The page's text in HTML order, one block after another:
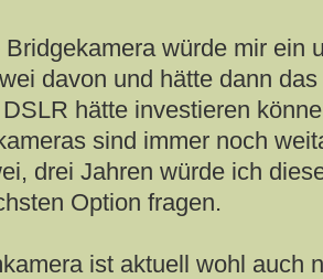
würde mir ein
davon und hätte dann
hätte investieren
sind immer noch
drei Jahren würde ich
Option fragen.
ist aktuell wohl auch